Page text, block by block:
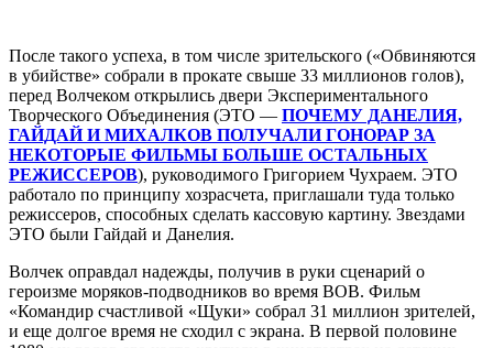
После такого успеха, в том числе зрительского («Обвиняются
в убийстве» собрали в прокате свыше 33 миллионов голов),
перед Волчеком открылись двери Экспериментального
Творческого Объединения (ЭТО — ПОЧЕМУ ДАНЕЛИЯ,
ГАЙДАЙ И МИХАЛКОВ ПОЛУЧАЛИ ГОНОРАР ЗА
НЕКОТОРЫЕ ФИЛЬМЫ БОЛЬШЕ ОСТАЛЬНЫХ
РЕЖИССЕРОВ), руководимого Григорием Чухраем. ЭТО
работало по принципу хозрасчета, приглашали туда только
режиссеров, способных сделать кассовую картину. Звездами
ЭТО были Гайдай и Данелия.
Волчек оправдал надежды, получив в руки сценарий о
героизме моряков-подводников во время ВОВ. Фильм
«Командир счастливой «Щуки» собрал 31 миллион зрителей,
и еще долгое время не сходил с экрана. В первой половине